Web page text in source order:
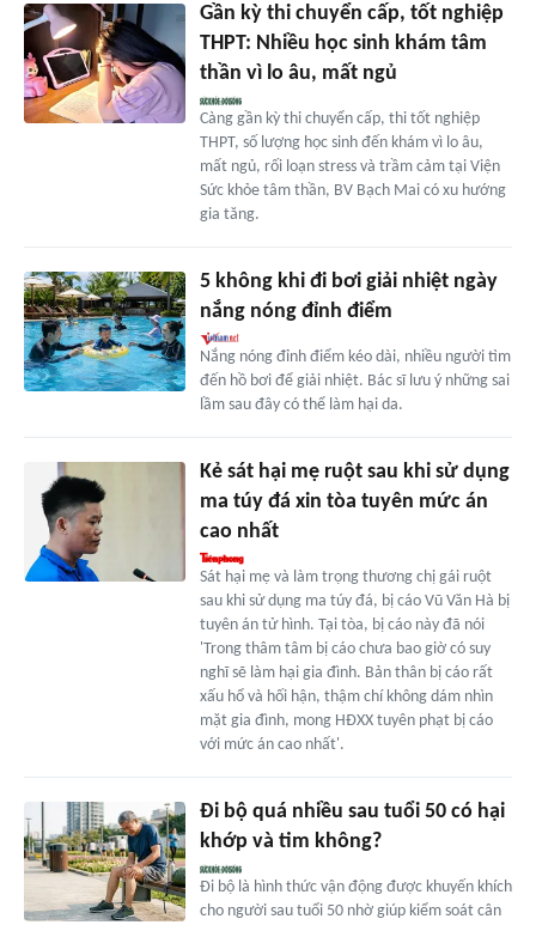
Gần kỳ thi chuyển cấp, tốt nghiệp
THPT: Nhiều học sinh khám tâm
thần vì lo âu, mất ngủ
Càng gần kỳ thi chuyển cấp, thi tốt nghiệp
THPT, số lượng học sinh đến khám vì lo âu,
mất ngủ, rối loạn stress và trầm cảm tại Viện
Sức khỏe tâm thần, BV Bạch Mai có xu hướng
gia tăng.
5 không khi đi bơi giải nhiệt ngày
nắng nóng đỉnh điểm
Nắng nóng đỉnh điểm kéo dài, nhiều người tìm
đến hồ bơi để giải nhiệt. Bác sĩ lưu ý những sai
lầm sau đây có thể làm hại da.
Kẻ sát hại mẹ ruột sau khi sử dụng
ma túy đá xin tòa tuyên mức án
cao nhất
Sát hại mẹ và làm trọng thương chị gái ruột
sau khi sử dụng ma túy đá, bị cáo Vũ Văn Hà bị
tuyên án tử hình. Tại tòa, bị cáo này đã nói
'Trong thâm tâm bị cáo chưa bao giờ có suy
nghĩ sẽ làm hại gia đình. Bản thân bị cáo rất
xấu hổ và hối hận, thậm chí không dám nhìn
mặt gia đình, mong HĐXX tuyên phạt bị cáo
với mức án cao nhất'.
Đi bộ quá nhiều sau tuổi 50 có hại
khớp và tim không?
Đi bộ là hình thức vận động được khuyến khích
cho người sau tuổi 50 nhờ giúp kiểm soát cân